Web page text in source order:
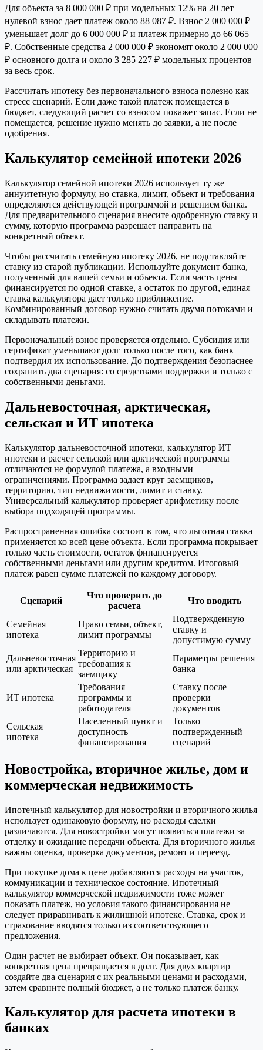
Для объекта за 8 000 000 ₽ при модельных 12% на 20 лет
нулевой взнос дает платеж около 88 087 ₽. Взнос 2 000 000 ₽
уменьшает долг до 6 000 000 ₽ и платеж примерно до 66 065
₽. Собственные средства 2 000 000 ₽ экономят около 2 000 000
₽ основного долга и около 3 285 227 ₽ модельных процентов
за весь срок.
Рассчитать ипотеку без первоначального взноса полезно как
стресс сценарий. Если даже такой платеж помещается в
бюджет, следующий расчет со взносом покажет запас. Если не
помещается, решение нужно менять до заявки, а не после
одобрения.
Калькулятор семейной ипотеки 2026
Калькулятор семейной ипотеки 2026 использует ту же
аннуитетную формулу, но ставка, лимит, объект и требования
определяются действующей программой и решением банка.
Для предварительного сценария внесите одобренную ставку и
сумму, которую программа разрешает направить на
конкретный объект.
Чтобы рассчитать семейную ипотеку 2026, не подставляйте
ставку из старой публикации. Используйте документ банка,
полученный для вашей семьи и объекта. Если часть цены
финансируется по одной ставке, а остаток по другой, единая
ставка калькулятора даст только приближение.
Комбинированный договор нужно считать двумя потоками и
складывать платежи.
Первоначальный взнос проверяется отдельно. Субсидия или
сертификат уменьшают долг только после того, как банк
подтвердил их использование. До подтверждения безопаснее
сохранить два сценария: со средствами поддержки и только с
собственными деньгами.
Дальневосточная, арктическая,
сельская и ИТ ипотека
Калькулятор дальневосточной ипотеки, калькулятор ИТ
ипотеки и расчет сельской или арктической программы
отличаются не формулой платежа, а входными
ограничениями. Программа задает круг заемщиков,
территорию, тип недвижимости, лимит и ставку.
Универсальный калькулятор проверяет арифметику после
выбора подходящей программы.
Распространенная ошибка состоит в том, что льготная ставка
применяется ко всей цене объекта. Если программа покрывает
только часть стоимости, остаток финансируется
собственными деньгами или другим кредитом. Итоговый
платеж равен сумме платежей по каждому договору.
Сценарий
Что проверить до
расчета
Что вводить
Семейная
ипотека
Право семьи, объект,
лимит программы
Подтвержденную
ставку и
допустимую сумму
Дальневосточная
или арктическая
Территорию и
требования к
заемщику
Параметры решения
банка
ИТ ипотека
Требования
программы и
работодателя
Ставку после
проверки
документов
Сельская
ипотека
Населенный пункт и
доступность
финансирования
Только
подтвержденный
сценарий
Новостройка, вторичное жилье, дом и
коммерческая недвижимость
Ипотечный калькулятор для новостройки и вторичного жилья
использует одинаковую формулу, но расходы сделки
различаются. Для новостройки могут появиться платежи за
отделку и ожидание передачи объекта. Для вторичного жилья
важны оценка, проверка документов, ремонт и переезд.
При покупке дома к цене добавляются расходы на участок,
коммуникации и техническое состояние. Ипотечный
калькулятор коммерческой недвижимости тоже может
показать платеж, но условия такого финансирования не
следует приравнивать к жилищной ипотеке. Ставка, срок и
страхование вводятся только из соответствующего
предложения.
Один расчет не выбирает объект. Он показывает, как
конкретная цена превращается в долг. Для двух квартир
создайте два сценария с их реальными ценами и расходами,
затем сравните полный бюджет, а не только платеж банку.
Калькулятор для расчета ипотеки в
банках